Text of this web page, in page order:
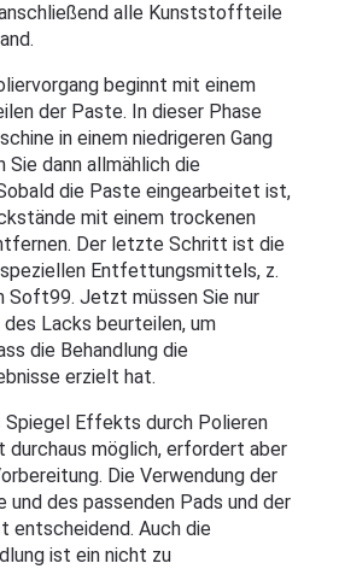
alle Kunststoffteile
beginnt mit einem
der Paste. In dieser Phase
in einem niedrigeren Gang
Sie dann allmählich die
die Paste eingearbeitet ist,
mit einem trockenen
Der letzte Schritt ist die
Entfettungsmittels, z.
Soft99. Jetzt müssen Sie nur
Lacks beurteilen, um
die Behandlung die
erzielt hat.
Spiegel Effekts durch Polieren
durchaus möglich, erfordert aber
Die Verwendung der
und des passenden Pads und der
entscheidend. Auch die
ist ein nicht zu